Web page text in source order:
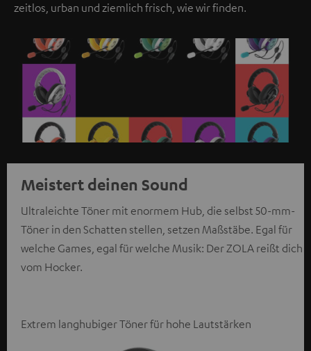
zeitlos, urban und ziemlich frisch, wie wir finden.
Meistert deinen Sound
Ultraleichte Töner mit enormem Hub, die selbst 50-mm-
Töner in den Schatten stellen, setzen Maßstäbe. Egal für
welche Games, egal für welche Musik: Der ZOLA reißt dich
vom Hocker.
Extrem langhubiger Töner für hohe Lautstärken